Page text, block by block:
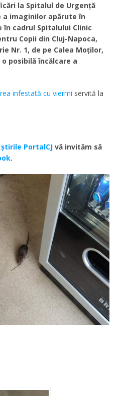
la Spitalul de Urgență
a imaginilor apărute în
cadrul Spitalului Clinic
Copii din Cluj-Napoca,
Nr. 1, de pe Calea Moților,
posibilă încălcare a
infestată cu viermi servită la
ştirile PortalCJ vă invităm să
.